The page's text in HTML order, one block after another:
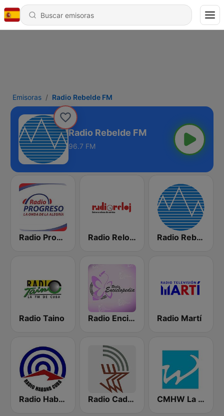
Emisoras Radio Rebelde FM
Radio Rebelde FM
96.7 FM
Radio Progreso 90.3 FM Radio Reloj 950 AM Radio Rebelde AM
Radio Taino Radio Enciclopedia Radio Martí
Radio Habana Cuba Radio Cadena Agramonte CMHW La Reina Radial del Centro